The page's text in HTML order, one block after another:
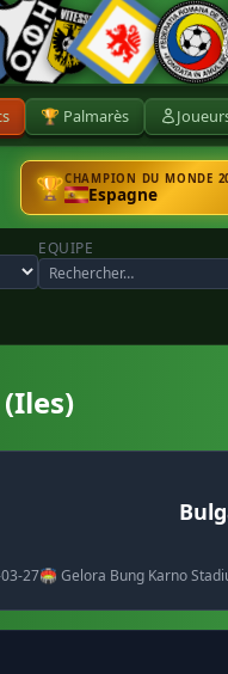
🏆 Palmarès
🏆CHAMPION DU MONDE
Espagne
EQUIPE
27🏟️ Gelora Bung Karno